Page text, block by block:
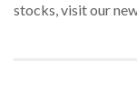
stocks, visit our